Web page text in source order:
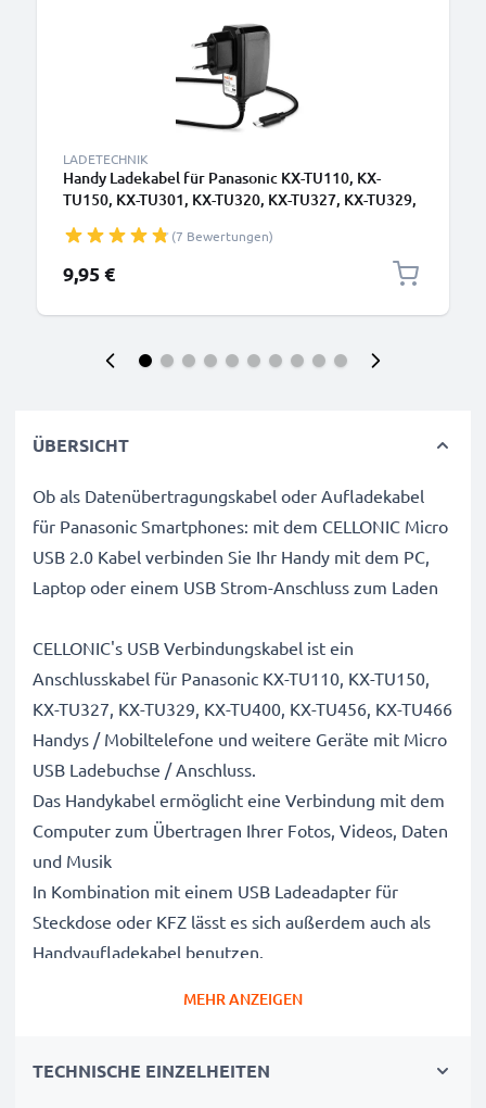
LADETECHNIK
Handy Ladekabel für Panasonic KX-TU110, KX-
TU150, KX-TU301, KX-TU320, KX-TU327, KX-TU329,
Smartphone - 1A / 1000mA Micro USB Ladegerät
1.1m, Handyladekabel
(7 Bewertungen)
9,95 €
ÜBERSICHT
Ob als Datenübertragungskabel oder Aufladekabel
für Panasonic Smartphones: mit dem CELLONIC Micro
USB 2.0 Kabel verbinden Sie Ihr Handy mit dem PC,
Laptop oder einem USB Strom-Anschluss zum Laden
CELLONIC's USB Verbindungskabel ist ein
Anschlusskabel für Panasonic KX-TU110, KX-TU150,
KX-TU327, KX-TU329, KX-TU400, KX-TU456, KX-TU466
Handys / Mobiltelefone und weitere Geräte mit Micro
USB Ladebuchse / Anschluss.
Das Handykabel ermöglicht eine Verbindung mit dem
Computer zum Übertragen Ihrer Fotos, Videos, Daten
und Musik
In Kombination mit einem USB Ladeadapter für
Steckdose oder KFZ lässt es sich außerdem auch als
Handyaufladekabel benutzen.
✔ Micro USB auf USB A Adapterkabel für alle
MEHR ANZEIGEN
TECHNISCHE EINZELHEITEN